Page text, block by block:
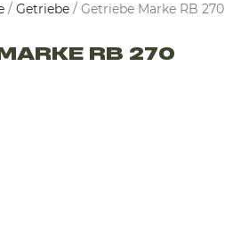
/ Getriebe / Getriebe Marke RB 270
RB 270